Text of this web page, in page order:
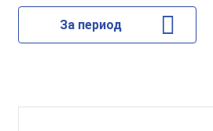
За период